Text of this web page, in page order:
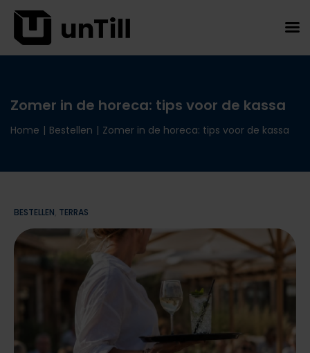
Zomer in de horeca: tips voor de kassa
Home | Bestellen | Zomer in de horeca: tips voor de kassa
BESTELLEN TERRAS